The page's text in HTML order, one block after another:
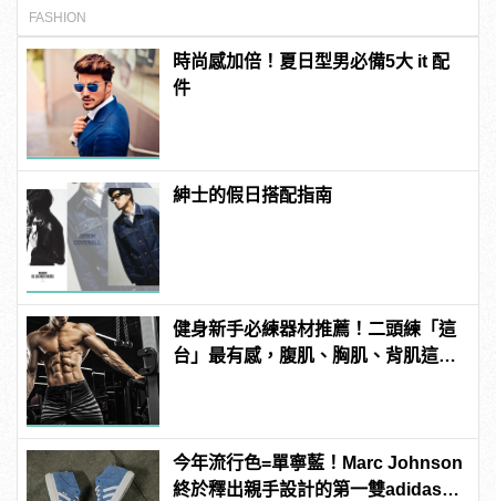
FASHION
時尚感加倍！夏日型男必備5大 it 配
件
紳士的假日搭配指南
健身新手必練器材推薦！二頭練「這
台」最有感，腹肌、胸肌、背肌這樣
今年流行色=單寧藍！Marc Johnson
終於釋出親手設計的第一雙adidas滑